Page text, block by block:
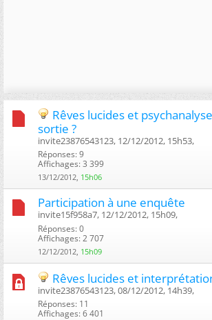
Rêves lucides et
sortie ?
invite23876543123, 12/12/2012, 15h53, ‎
Réponses: 9
Affichages: 3 399
13/12/2012, 15h06
Participation à une enquête
invite15f958a7, 12/12/2012, 15h09, ‎
Réponses: 0
Affichages: 2 707
12/12/2012, 15h09
Rêves lucides et
invite23876543123, 08/12/2012, 14h39, ‎
Réponses: 11
Affichages: 6 401